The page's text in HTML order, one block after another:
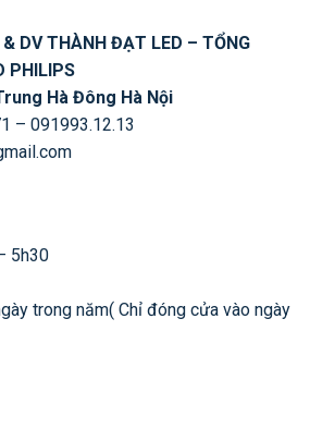
DV THÀNH ĐẠT LED – TỔNG
PHILIPS
Hà Đông Hà Nội
– 091993.12.13
5h30
trong năm( Chỉ đóng cửa vào ngày